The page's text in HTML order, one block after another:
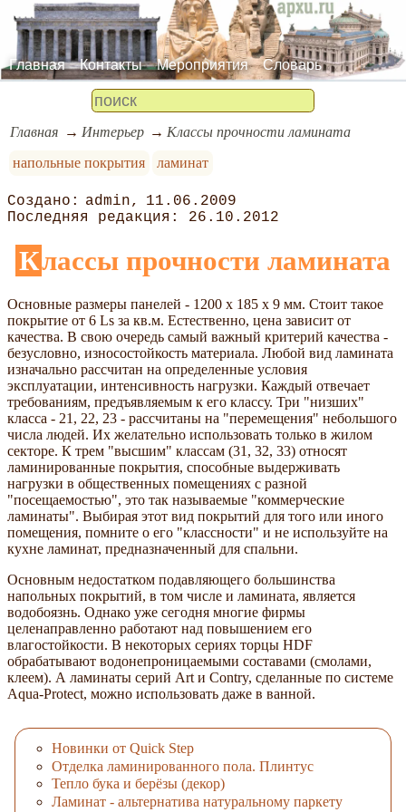
Главная Контакты Мероприятия Словарь
Главная Интерьер
Классы прочности ламината
напольные покрытия
ламинат
admin
11.06.2009
26.10.2012
Классы прочности ламината
Основные размеры панелей - 1200 х 185 х 9 мм. Стоит такое
покрытие от 6 Ls за кв.м. Естественно, цена зависит от
качества. В свою очередь самый важный критерий качества -
безусловно, износостойкость материала. Любой вид ламината
изначально рассчитан на определенные условия
эксплуатации, интенсивность нагрузки. Каждый отвечает
требованиям, предъявляемым к его классу. Три "низших"
класса - 21, 22, 23 - рассчитаны на "перемещения" небольшого
числа людей. Их желательно использовать только в жилом
секторе. К трем "высшим" классам (31, 32, 33) относят
ламинированные покрытия, способные выдерживать
нагрузки в общественных помещениях с разной
"посещаемостью", это так называемые "коммерческие
ламинаты". Выбирая этот вид покрытий для того или иного
помещения, помните о его "классности" и не используйте на
кухне ламинат, предназначенный для спальни.
Основным недостатком подавляющего большинства
напольных покрытий, в том числе и ламината, является
водобоязнь. Однако уже сегодня многие фирмы
целенаправленно работают над повышением его
влагостойкости. В некоторых сериях торцы HDF
обрабатывают водонепроницаемыми составами (смолами,
клеем). А ламинаты серий Art и Contry, сделанные по системе
Aqua-Protect, можно использовать даже в ванной.
Новинки от Quick Step
Отделка ламинированного пола. Плинтус
Тепло бука и берёзы (декор)
Ламинат - альтернатива натуральному паркету